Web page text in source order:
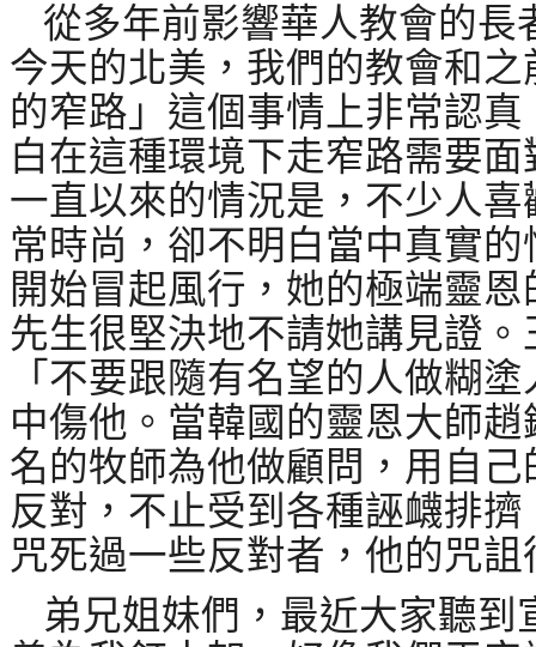
從多年前影響華人教會的
今天的北美，我們的教會和
的窄路」這個事情上非常認
白在這種環境下走窄路需要
一直以來的情況是，不少人
常時尚，卻不明白當中真實
開始冒起風行，她的極端靈
先生很堅決地不請她講見證
「不要跟隨有名望的人做糊
中傷他。當韓國的靈恩大師
名的牧師為他做顧問，用自
反對，不止受到各種誣衊排
咒死過一些反對者，他的咒
弟兄姐妹們，最近大家聽